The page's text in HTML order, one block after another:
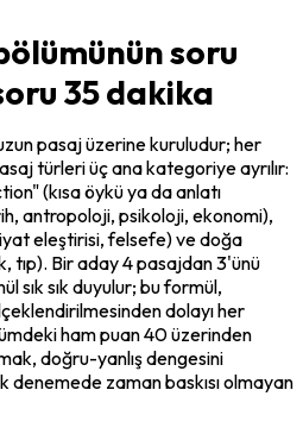
soru
35 dakika
pasaj üzerine kuruludur; her
türleri üç ana kategoriye ayrılır:
(kısa öykü ya da anlatı
antropoloji, psikoloji, ekonomi),
eleştirisi, felsefe) ve doğa
tıp). Bir aday 4 pasajdan 3'ünü
sık sık duyulur; bu formül,
dolayı her
ham puan 40 üzerinden
doğru-yanlış dengesini
denemede zaman baskısı olmayan